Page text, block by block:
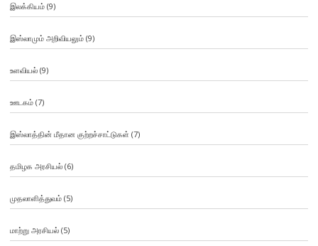
இலக்கியம்(9)
இஸ்லாமும் அறிவியலும்(9)
உளவியல்(9)
ஊடகம்(7)
இஸ்லாத்தின் மீதான குற்றச்சாட்டுகள் (7)
தமிழக அரசியல்(6)
முதலாளித்துவம்(5)
மாற்று அரசியல்(5)